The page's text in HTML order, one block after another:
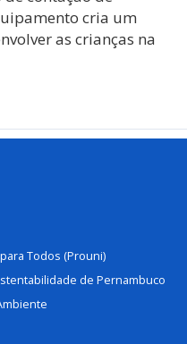
cria um
as crianças na
Todos (Prouni)
de Pernambuco